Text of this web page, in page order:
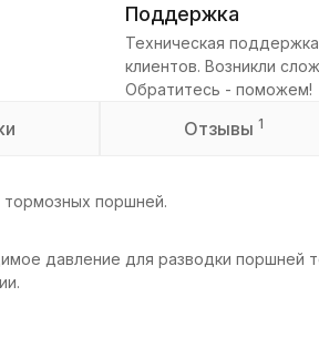
Поддержка
Техническая
клиентов. Возникли
Обратитесь - поможем!
Отзывы1
тормозных поршней.
давление для разводки поршней